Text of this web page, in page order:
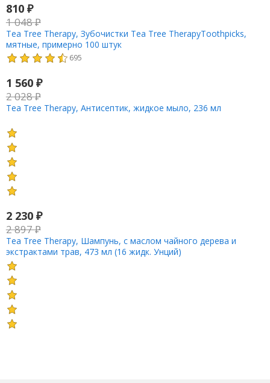
810 ₽
1 048₽
Tea Tree Therapy, Зубочистки Tea Tree TherapyToothpicks,
мятные, примерно 100 штук
695
1 560 ₽
2 028₽
Tea Tree Therapy, Антисептик, жидкое мыло, 236 мл
2 230 ₽
2 897₽
Tea Tree Therapy, Шампунь, с маслом чайного дерева и
экстрактами трав, 473 мл (16 жидк. Унций)